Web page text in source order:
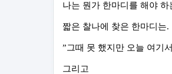
나는 뭔가 한마디를 해야
짧은 찰나에 찾은 한마디는.
”그때 못 했지만 오늘 여기
그리고